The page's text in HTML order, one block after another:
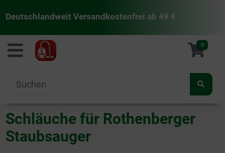
Deutschlandweit Versandkostenfrei ab 49 €
staubsaugermanufaktur 0
Schläuche für Rothenberger
Staubsauger